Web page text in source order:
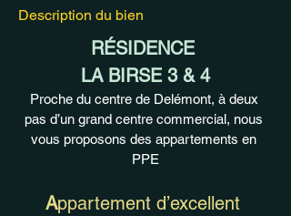
Description du bien
RÉSIDENCE
LA BIRSE 3 & 4
Proche du centre de Delémont, à deux
pas d’un grand centre commercial, nous
vous proposons des appartements en
PPE
Appartement d’excellent